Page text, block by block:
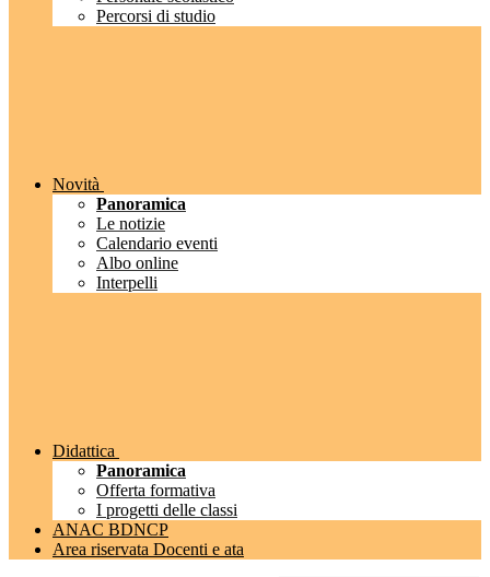
Percorsi di studio
Novità
Panoramica
Le notizie
Calendario eventi
Albo online
Interpelli
Didattica
Panoramica
Offerta formativa
I progetti delle classi
ANAC BDNCP
Area riservata Docenti e ata